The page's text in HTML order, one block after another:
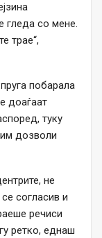
гледа со мене.
трае“,
побарала
доаѓаат
туку
дозволи
не
согласив и
речиси
ретко, еднаш